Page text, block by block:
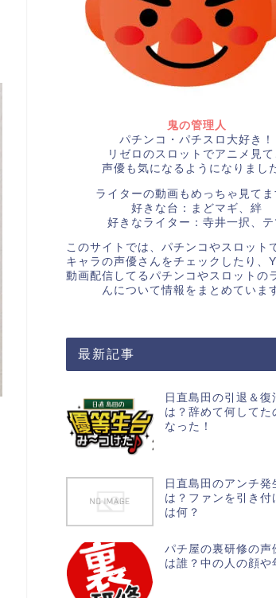
鬼の管理人
パチンコ・パチスロ大好き！
リゼロのスロットでアニメ見て
声優も気になるようになりまし
ライターの動画もめっちゃ見てま
好きな台：まどマギ、絆
好きなライター：寺井一択、テ
このサイトでは、パチンコやスロット
キャラの声優さんをチェックしたり、
動画配信してるパチンコやスロットの
んについて情報をまとめていま
最新記事
日直島田の引退＆復
は？辞めて何してた
なった！
日直島田のアンチ発
は？ファンを引き付
は何？
パチ屋の裏研修の声
は誰？中の人の顔や